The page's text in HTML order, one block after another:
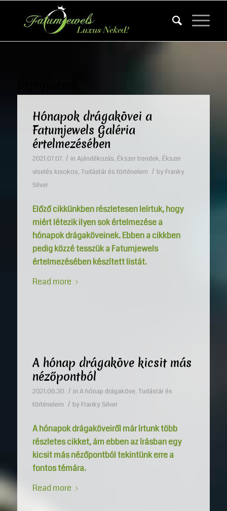
Hónapok drágakövei a
Fatumjewels Galéria
értelmezésében
2021.07.07. / in Ajándékozás, Ékszer trendek, Ékszer
viselés kisokos, Tudástár és történelem / by Franky
Silver
Előző cikkünkben részletesen leírtuk, hogy
miért létezik ilyen sok értelmezése a
hónapok drágaköveinek. Ebben a cikkben
pedig közzé tesszük a Fatumjewels
értelmezésében készített listát.
Read more
A hónap drágaköve kicsit más
nézőpontból
2021.06.30. / in A hónap drágaköve, Tudástár és
történelem / by Franky Silver
A hónapok drágaköveiről már írtunk több
részletes cikket, ám ebben az írásban egy
kicsit más nézőpontból tekintünk erre a
fontos témára.
Read more